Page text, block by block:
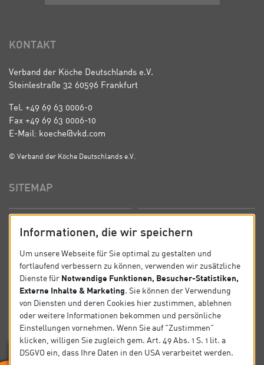
KONTAKT
Verband der Köche Deutschlands e.V.
Steinlestraße 32 60596 Frankfurt
Tel. +49 69 63 0006-0
Fax +49 69 63 0006-10
E-Mail: koeche@vkd.com
© Verband der Köche Deutschlands e.V.
SITEMAP
News Kontakt
Datenschutz Impressum
SOCIAL
Folgen Sie uns auf Social Media.
Informationen, die wir speichern
Um unsere Webseite für Sie optimal zu gestalten und
fortlaufend verbessern zu können, verwenden wir zusätzliche
Dienste für Notwendige Funktionen, Besucher-Statistiken,
Externe Inhalte & Marketing. Sie können der Verwendung
von Diensten und deren Cookies hier zustimmen, ablehnen
oder weitere Informationen bekommen und persönliche
Einstellungen vornehmen. Wenn Sie auf "Zustimmen"
klicken, willigen Sie zugleich gem. Art. 49 Abs. 1 S. 1 lit. a
DSGVO ein, dass Ihre Daten in den USA verarbeitet werden.